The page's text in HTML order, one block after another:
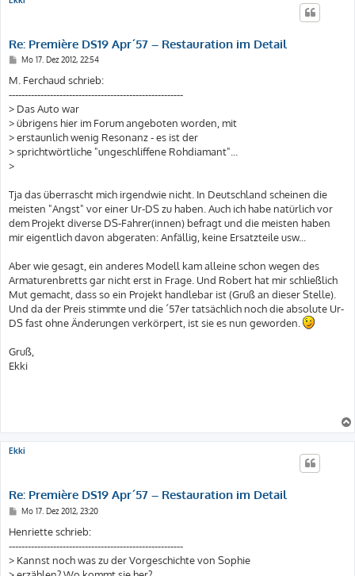
Re: Première DS19 Apr´57 – Restauration im Detail
B
t
r
a
g
Mo 17. Dez 2012, 22:54
M. Ferchaud schrieb:
-------------------------------------------------------
> Das Auto war
> übrigens hier im Forum angeboten worden, mit
> erstaunlich wenig Resonanz - es ist der
> sprichtwörtliche "ungeschliffene Rohdiamant"...
>
Tja das überrascht mich irgendwie nicht. In Deutschland scheinen die
meisten "Angst" vor einer Ur-DS zu haben. Auch ich habe natürlich vor
dem Projekt diverse DS-Fahrer(innen) befragt und die meisten haben
mir eigentlich davon abgeraten: Anfällig, keine Ersatzteile usw...
Aber wie gesagt, ein anderes Modell kam alleine schon wegen des
Armaturenbretts gar nicht erst in Frage. Und Robert hat mir schließlich
Mut gemacht, dass so ein Projekt handlebar ist (Gruß an dieser Stelle).
Und da der Preis stimmte und die ´57er tatsächlich noch die absolute Ur-
DS fast ohne Änderungen verkörpert, ist sie es nun geworden.
Gruß,
Ekki
Ekki
Re: Première DS19 Apr´57 – Restauration im Detail
B
i
t
r
a
g
Mo 17. Dez 2012, 23:20
Henriette schrieb:
-------------------------------------------------------
> Kannst noch was zu der Vorgeschichte von Sophie